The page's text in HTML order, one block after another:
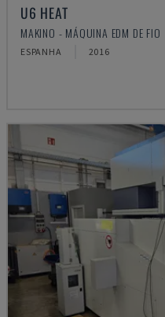
U6 HEAT
MAKINO - MÁQUINA EDM DE FIO
ESPANHA 2016